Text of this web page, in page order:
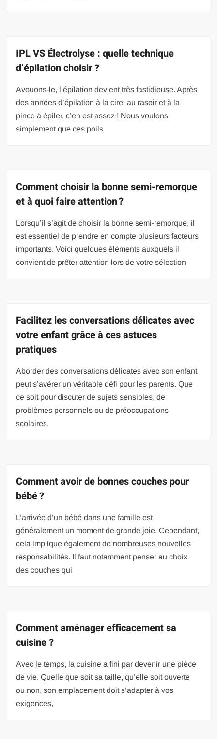
IPL VS Électrolyse : quelle technique
d’épilation choisir ?
Avouons-le, l’épilation devient très fastidieuse. Après
des années d’épilation à la cire, au rasoir et à la
pince à épiler, c’en est assez ! Nous voulons
simplement que ces poils
Comment choisir la bonne semi-remorque
et à quoi faire attention ?
Lorsqu’il s’agit de choisir la bonne semi-remorque, il
est essentiel de prendre en compte plusieurs facteurs
importants. Voici quelques éléments auxquels il
convient de prêter attention lors de votre sélection
Facilitez les conversations délicates avec
votre enfant grâce à ces astuces
pratiques
Aborder des conversations délicates avec son enfant
peut s’avérer un véritable défi pour les parents. Que
ce soit pour discuter de sujets sensibles, de
problèmes personnels ou de préoccupations
scolaires,
Comment avoir de bonnes couches pour
bébé ?
L’arrivée d’un bébé dans une famille est
généralement un moment de grande joie. Cependant,
cela implique également de nombreuses nouvelles
responsabilités. Il faut notamment penser au choix
des couches qui
Comment aménager efficacement sa
cuisine ?
Avec le temps, la cuisine a fini par devenir une pièce
de vie. Quelle que soit sa taille, qu’elle soit ouverte
ou non, son emplacement doit s’adapter à vos
exigences,